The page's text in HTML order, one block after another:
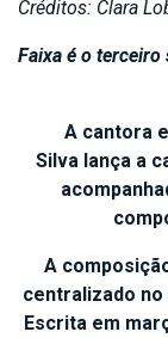
Créditos: Clara
Faixa é o terceiro
A cantora
Silva lança a
A
centralizado no
Escrita em